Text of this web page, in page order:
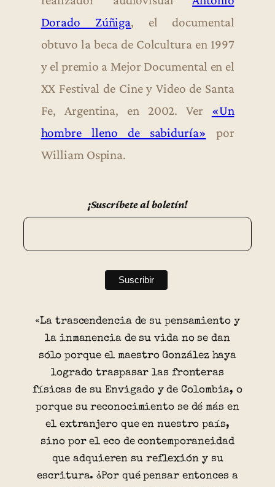
Dorado Zúñiga, el documental
obtuvo la beca de Colcultura en 1997
y el premio a Mejor Documental en el
XX Festival de Cine y Video de Santa
Fe, Argentina, en 2002. Ver «Un
hombre lleno de sabiduría» por
William Ospina.
¡Suscríbete al boletín!
«La trascendencia de su pensamiento y
la inmanencia de su vida no se dan
sólo porque el maestro González haya
logrado traspasar las fronteras
físicas de su Envigado y de Colombia, o
porque su reconocimiento se dé más en
el extranjero que en nuestro país,
sino por el eco de contemporaneidad
que adquieren su reflexión y su
escritura. ¿Por qué pensar entonces a